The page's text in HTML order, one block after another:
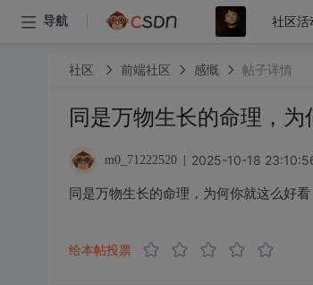
导航 社区活
社区 前端社区 感慨 帖子详情
同是万物生长的命理，
m0_71222520 2025-10-18
同是万物生长的命理，为何你就这么好看
给本帖投票